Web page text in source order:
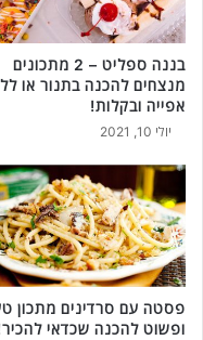
בננה ספליט – 2 מתכונים
מנצחים להכנה בתנור או
אפייה ובקלות!
יולי 10, 2021
פסטה עם סרדינים מתכון
ופשוט להכנה שכדאי